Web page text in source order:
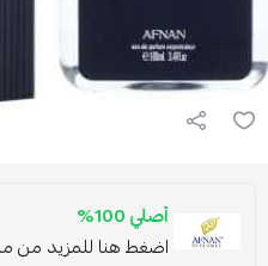
أصلي 100%
اضغط هنا للمزيد من